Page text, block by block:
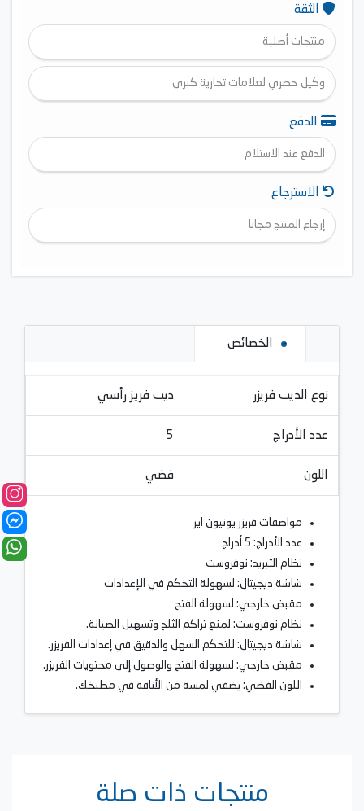
الثقة
منتجات أصلية
وكيل حصري لعلامات تجارية كبرى
الدفع
الدفع عند الاستلام
الاسترجاع
إرجاع المنتج مجانا
الخصائص
نوع الديب فريزر ديب فريز رأسي
عدد الأدراج 5
اللون فضي
مواصفات فريزر يونيون اير
عدد الأدراج: 5 أدراج
نظام التبريد: نوفروست
شاشة ديجيتال: لسهولة التحكم في الإعدادات
مقبض خارجي: لسهولة الفتح
نظام نوفروست: لمنع تراكم الثلج وتسهيل الصيانة.
شاشة ديجيتال: للتحكم السهل والدقيق في إعدادات الفريزر.
مقبض خارجي: لسهولة الفتح والوصول إلى محتويات الفريزر.
اللون الفضي: يضفي لمسة من الأناقة في مطبخك.
منتجات ذات صلة